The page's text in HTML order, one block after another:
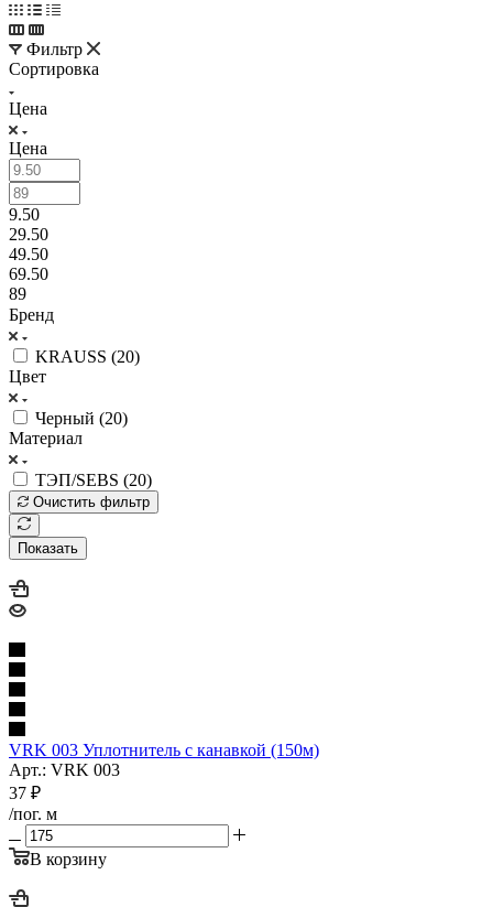
Фильтр
Сортировка
Цена
Цена
9.50
29.50
49.50
69.50
89
Бренд
KRAUSS (20)
Цвет
Черный (20)
Материал
ТЭП/SEBS (20)
Очистить фильтр
Показать
VRK 003 Уплотнитель с канавкой (150м)
Арт.: VRK 003
37 ₽
/пог. м
В корзину